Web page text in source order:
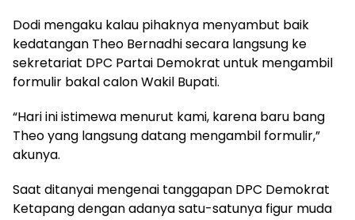
Dodi mengaku kalau pihaknya menyambut baik
kedatangan Theo Bernadhi secara langsung ke
sekretariat DPC Partai Demokrat untuk mengambil
formulir bakal calon Wakil Bupati.
“Hari ini istimewa menurut kami, karena baru bang
Theo yang langsung datang mengambil formulir,”
akunya.
Saat ditanyai mengenai tanggapan DPC Demokrat
Ketapang dengan adanya satu-satunya figur muda